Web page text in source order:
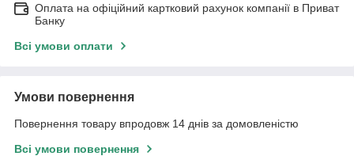
Оплата на офіційний картковий рахунок компанії в Приват
Банку
Всі умови оплати
Умови повернення
Повернення товару впродовж 14 днів за домовленістю
Всі умови повернення